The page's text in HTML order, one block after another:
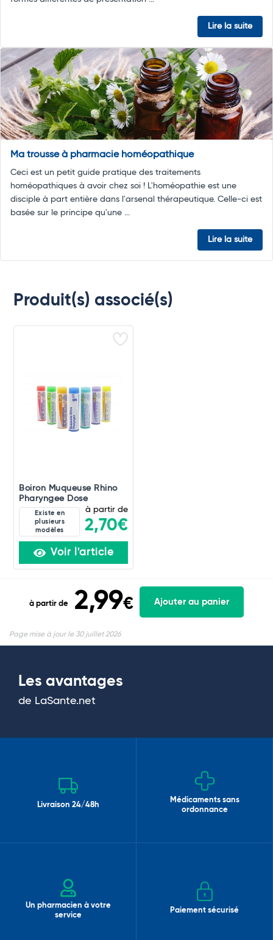
Lire la suite
Ma trousse à pharmacie homéopathique
Ceci est un petit guide pratique des traitements
homéopathiques à avoir chez soi ! L'homéopathie est une
disciple à part entière dans l'arsenal thérapeutique. Celle-ci est
basée sur le principe qu'une ...
Lire la suite
Produit(s) associé(s)
Boiron Muqueuse Rhino
Pharyngee Dose
Existe en
plusieurs
modèles
à partir de
2,70€
Voir l'article
à partir de 2,99€ Ajouter au panier
Page mise à jour le 30 juillet 2026
Les avantages
de LaSante.net
Livraison 24/48h
Médicaments sans
ordonnance
Un pharmacien à votre
service
Paiement sécurisé